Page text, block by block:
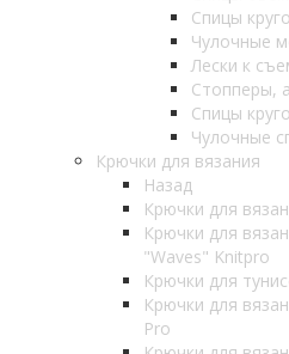
Спицы
Чулочные
Лески к
Стопперы,
Спицы
Чулочные
Крючки для вязания
Назад
Крючки для
Крючки для
"Waves" Knitpro
Крючки для
Крючки для
Pro